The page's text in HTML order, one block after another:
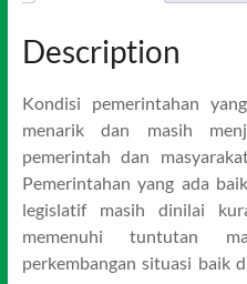
Description
Kondisi pemerintahan
menarik dan masih
pemerintah dan
Pemerintahan yang ada
legislatif masih dinilai
memenuhi tuntutan
perkembangan situasi baik